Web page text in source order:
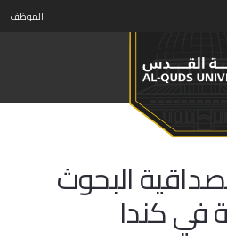
الموظف
البحوث
في كندا